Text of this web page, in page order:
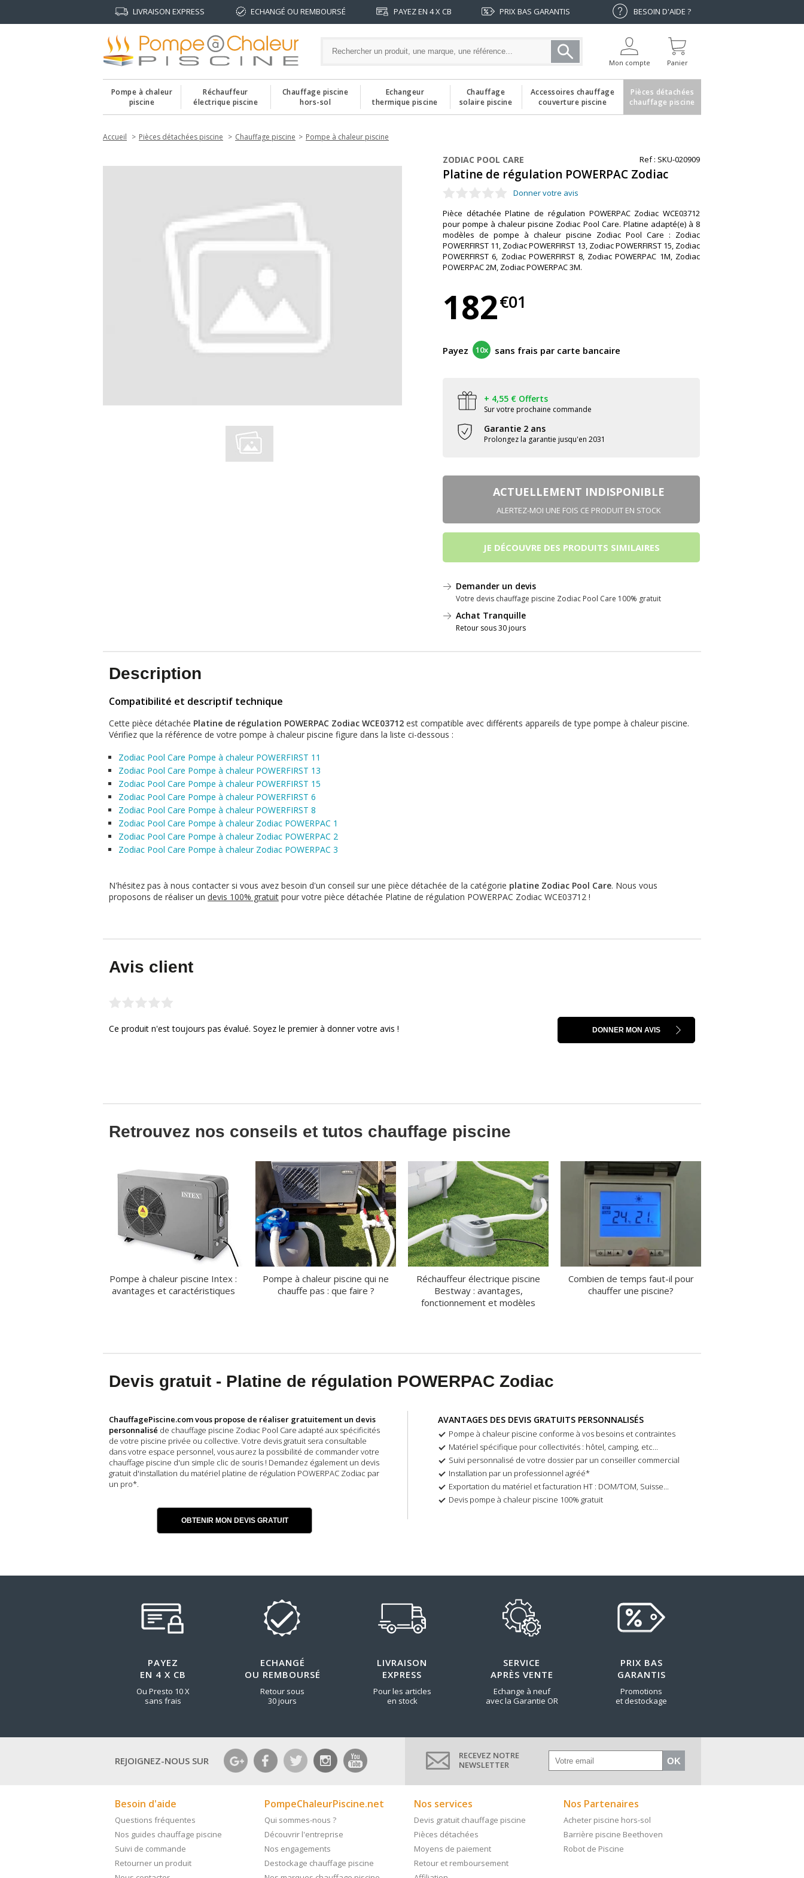
LIVRAISON EXPRESS ECHANGÉ OU REMBOURSÉ PAYEZ EN 4 X CB PRIX BAS GARANTIS BESOIN D'AIDE ?
Panier
Mon compte
Pompe à chaleur
piscine
Réchauffeur
électrique piscine
Chauffage piscine
hors-sol
Echangeur
thermique piscine
Chauffage
solaire piscine
Accessoires chauffage
couverture piscine
Pièces détachées
chauffage piscine
Accueil Pièces détachées piscine Chauffage piscine Pompe à chaleur piscine
ZODIAC POOL CARE Ref : SKU-020909
Platine de régulation POWERPAC Zodiac
Donner votre avis
Pièce détachée Platine de régulation POWERPAC Zodiac WCE03712
pour pompe à chaleur piscine Zodiac Pool Care. Platine adapté(e) à 8
modèles de pompe à chaleur piscine Zodiac Pool Care : Zodiac
POWERFIRST 11, Zodiac POWERFIRST 13, Zodiac POWERFIRST 15, Zodiac
POWERFIRST 6, Zodiac POWERFIRST 8, Zodiac POWERPAC 1M, Zodiac
POWERPAC 2M, Zodiac POWERPAC 3M.
182€01
Payez 10x sans frais par carte bancaire
+ 4,55 € Offerts
Sur votre prochaine commande
Garantie 2 ans
Prolongez la garantie jusqu'en 2031
ACTUELLEMENT INDISPONIBLE
ALERTEZ-MOI UNE FOIS CE PRODUIT EN STOCK
JE DÉCOUVRE DES PRODUITS SIMILAIRES
Demander un devis
Votre devis chauffage piscine Zodiac Pool Care 100% gratuit
Achat Tranquille
Retour sous 30 jours
Description
Compatibilité et descriptif technique
Cette pièce détachée Platine de régulation POWERPAC Zodiac WCE03712 est compatible avec différents appareils de type pompe à chaleur piscine.
Vérifiez que la référence de votre pompe à chaleur piscine figure dans la liste ci-dessous :
Zodiac Pool Care Pompe à chaleur POWERFIRST 11
Zodiac Pool Care Pompe à chaleur POWERFIRST 13
Zodiac Pool Care Pompe à chaleur POWERFIRST 15
Zodiac Pool Care Pompe à chaleur POWERFIRST 6
Zodiac Pool Care Pompe à chaleur POWERFIRST 8
Zodiac Pool Care Pompe à chaleur Zodiac POWERPAC 1
Zodiac Pool Care Pompe à chaleur Zodiac POWERPAC 2
Zodiac Pool Care Pompe à chaleur Zodiac POWERPAC 3
N'hésitez pas à nous contacter si vous avez besoin d'un conseil sur une pièce détachée de la catégorie platine Zodiac Pool Care. Nous vous
proposons de réaliser un devis 100% gratuit pour votre pièce détachée Platine de régulation POWERPAC Zodiac WCE03712 !
Avis client
Ce produit n'est toujours pas évalué. Soyez le premier à donner votre avis ! DONNER MON AVIS
Retrouvez nos conseils et tutos chauffage piscine
Pompe à chaleur piscine Intex :
avantages et caractéristiques
Pompe à chaleur piscine qui ne
chauffe pas : que faire ?
Réchauffeur électrique piscine
Bestway : avantages,
fonctionnement et modèles
Combien de temps faut-il pour
chauffer une piscine?
Devis gratuit - Platine de régulation POWERPAC Zodiac
ChauffagePiscine.com vous propose de réaliser gratuitement un devis
personnalisé de chauffage piscine Zodiac Pool Care adapté aux spécificités
de votre piscine privée ou collective. Votre devis gratuit sera consultable
dans votre espace personnel, vous aurez la possibilité de commander votre
chauffage piscine d'un simple clic de souris ! Demandez également un devis
gratuit d'installation du matériel platine de régulation POWERPAC Zodiac par
un pro*.
OBTENIR MON DEVIS GRATUIT
AVANTAGES DES DEVIS GRATUITS PERSONNALISÉS
Pompe à chaleur piscine conforme à vos besoins et contraintes
Matériel spécifique pour collectivités : hôtel, camping, etc...
Suivi personnalisé de votre dossier par un conseiller commercial
Installation par un professionnel agréé*
Exportation du matériel et facturation HT : DOM/TOM, Suisse...
Devis pompe à chaleur piscine 100% gratuit
PAYEZ
EN 4 X CB
Ou Presto 10 X
sans frais
ECHANGÉ
OU REMBOURSÉ
Retour sous
30 jours
LIVRAISON
EXPRESS
Pour les articles
en stock
SERVICE
APRÈS VENTE
Echange à neuf
avec la Garantie OR
PRIX BAS
GARANTIS
Promotions
et destockage
REJOIGNEZ-NOUS SUR
RECEVEZ NOTRE
NEWSLETTER
Besoin d'aide
Questions fréquentes
Nos guides chauffage piscine
Suivi de commande
Retourner un produit
PompeChaleurPiscine.net
Qui sommes-nous ?
Découvrir l'entreprise
Nos engagements
Destockage chauffage piscine
Nos services
Devis gratuit chauffage piscine
Pièces détachées
Moyens de paiement
Retour et remboursement
Nos Partenaires
Acheter piscine hors-sol
Barrière piscine Beethoven
Robot de Piscine